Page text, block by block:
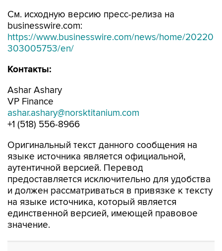
См. исходную версию пресс-релиза на
businesswire.com:
https://www.businesswire.com/news/home/20220
303005753/en/
Контакты:
Ashar Ashary
VP Finance
ashar.ashary@norsktitanium.com
+1 (518) 556-8966
Оригинальный текст данного сообщения на
языке источника является официальной,
аутентичной версией. Перевод
предоставляется исключительно для удобства
и должен рассматриваться в привязке к тексту
на языке источника, который является
единственной версией, имеющей правовое
значение.